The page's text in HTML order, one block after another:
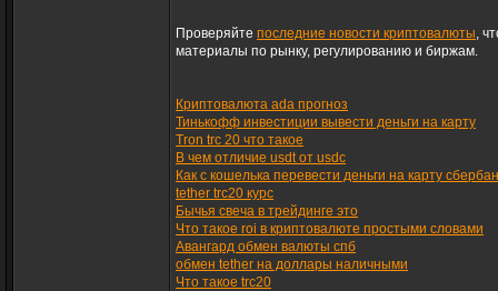
Проверяйте последние новости криптовалюты,
материалы по рынку, регулированию и биржам.
Криптовалюта ada прогноз
Тинькофф инвестиции вывести деньги на карту
Tron trc 20 что такое
В чем отличие usdt от usdc
Как с кошелька перевести деньги на карту
tether trc20 курс
Бычья свеча в трейдинге это
Что такое roi в криптовалюте простыми словами
Авангард обмен валюты спб
обмен tether на доллары наличными
Что такое trc20